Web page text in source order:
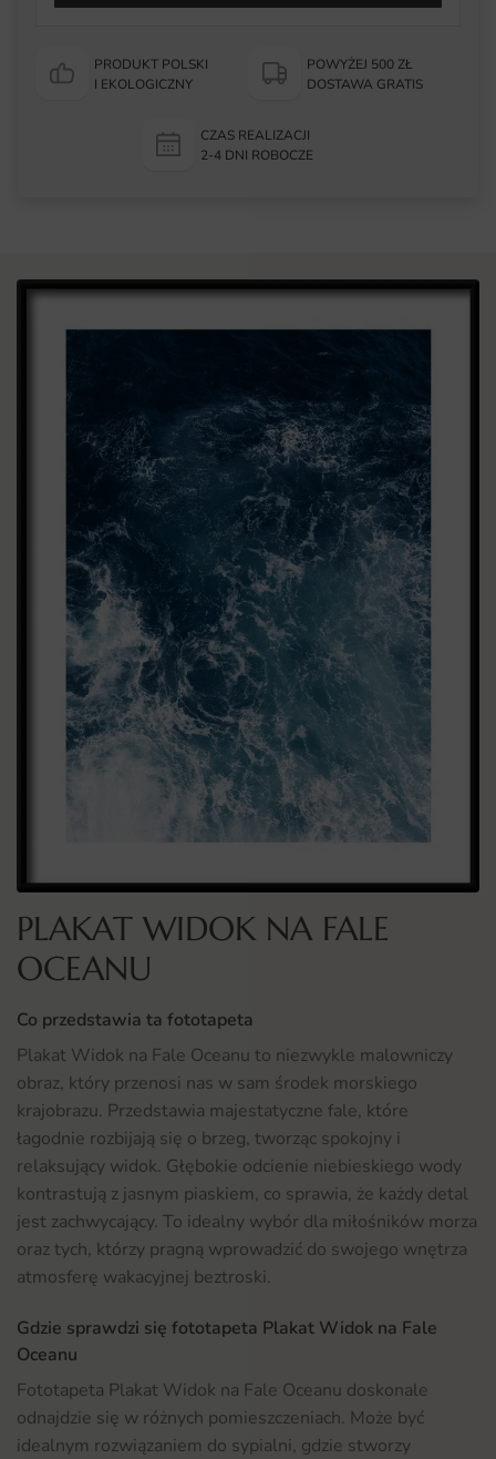
PRODUKT POLSKI
I EKOLOGICZNY
POWYŻEJ 500 ZŁ
DOSTAWA GRATIS
CZAS REALIZACJI
2-4 DNI ROBOCZE
PLAKAT WIDOK NA FALE
OCEANU
Co przedstawia ta fototapeta
Plakat Widok na Fale Oceanu to niezwykle malowniczy
obraz, który przenosi nas w sam środek morskiego
krajobrazu. Przedstawia majestatyczne fale, które
łagodnie rozbijają się o brzeg, tworząc spokojny i
relaksujący widok. Głębokie odcienie niebieskiego wody
kontrastują z jasnym piaskiem, co sprawia, że każdy detal
jest zachwycający. To idealny wybór dla miłośników morza
oraz tych, którzy pragną wprowadzić do swojego wnętrza
atmosferę wakacyjnej beztroski.
Gdzie sprawdzi się fototapeta Plakat Widok na Fale
Oceanu
Fototapeta Plakat Widok na Fale Oceanu doskonale
odnajdzie się w różnych pomieszczeniach. Może być
idealnym rozwiązaniem do sypialni, gdzie stworzy